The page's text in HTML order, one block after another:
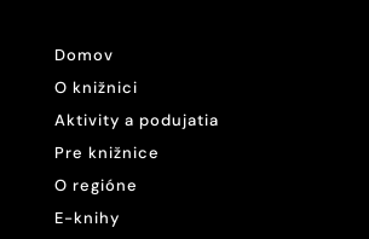
Domov
O knižnici
Aktivity a podujatia
Pre knižnice
O regióne
E-knihy